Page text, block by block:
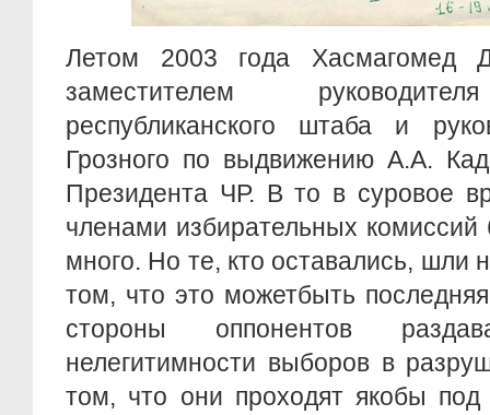
Летом 2003 года Хасмагомед
заместителем
республиканского штаба и
Грозного по выдвижению А.А.
Президента ЧР. В то в суровое
членами избирательных
много. Но те, кто оставались, шли
том, что это можетбыть
стороны оппонентов
нелегитимности выборов в
том, что они проходят якобы